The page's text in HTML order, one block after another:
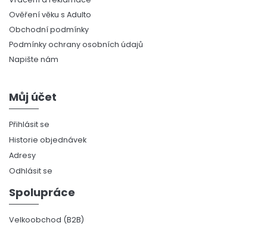
Ověření věku s Adulto
Obchodní podmínky
Podmínky ochrany osobních údajů
Napište nám
Můj účet
Přihlásit se
Historie objednávek
Adresy
Odhlásit se
Spolupráce
Velkoobchod (B2B)